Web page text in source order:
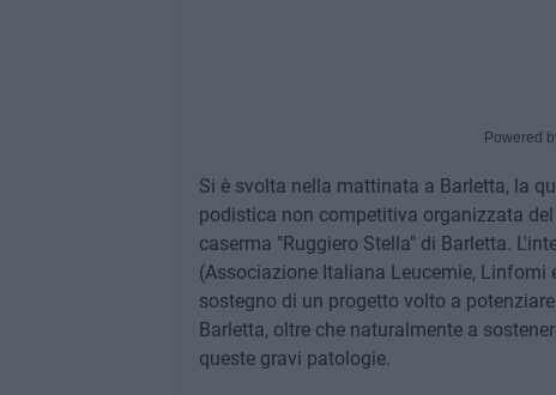
Powered
Si è svolta nella mattinata a Barletta, la
podistica non competitiva organizzata
caserma "Ruggiero Stella" di Barletta.
(Associazione Italiana Leucemie,
sostegno di un progetto volto a
Barletta, oltre che naturalmente a
queste gravi patologie.